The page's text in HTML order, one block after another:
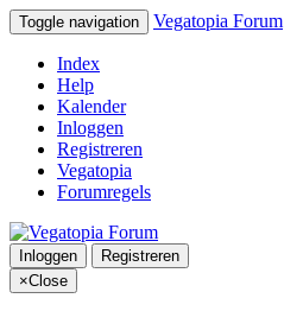
Toggle navigation Vegatopia Forum
Index
Help
Kalender
Inloggen
Registreren
Vegatopia
Forumregels
Inloggen
Registreren
×Close